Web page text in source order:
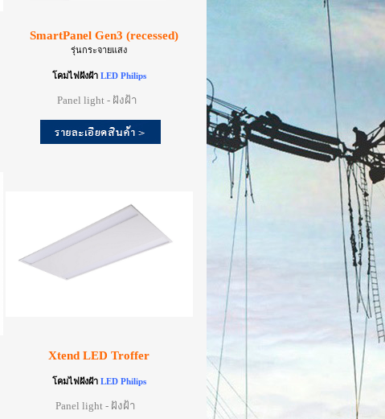
SmartPanel Gen3 (recessed)
รุ่นกระจายแสง
โคมไฟฝังฝ้า LED Philips
Panel light - ฝังฝ้า
Xtend LED Troffer
โคมไฟฝังฝ้า LED Philips
Panel light - ฝังฝ้า